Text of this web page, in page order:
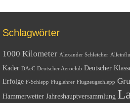
Schlagwörter
1000 Kilometer Alexander Schleicher
Kader DAeC Deutscher Aeroclub Deutscher
Erfolge F-Schlepp Fluglehrer Flugzeugschlepp
Hammerwetter Jahreshauptversammlung